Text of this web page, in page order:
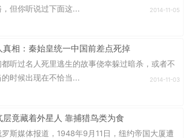
，但你听说过下面这...
2014-11-05
真相：秦始皇统一中国前差点死掉
都听过名人死里逃生的故事侥幸躲过暗杀，或者不
的时候出现在不恰当...
2014-11-03
层竟藏着外星人 靠捕猎鸟类为食
罗斯媒体报道，1948年9月11日，纽约帝国大厦遭